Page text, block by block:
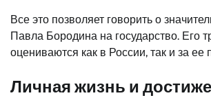
Все это позволяет говорить о
Павла Бородина на государство. Его
оцениваются как в России, так и за ее
Личная жизнь и